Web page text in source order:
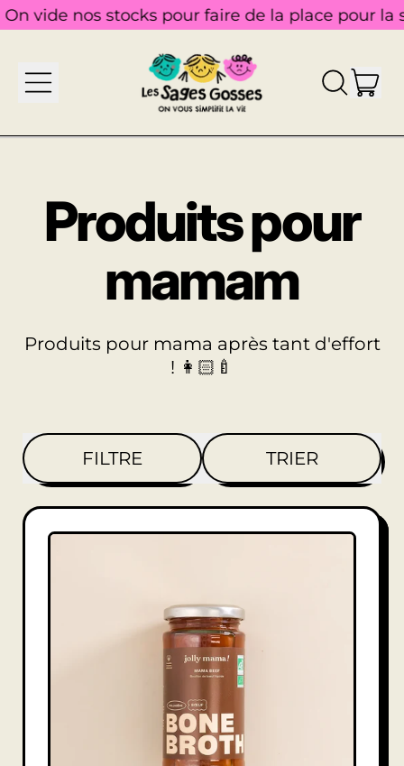
vide nos stocks pour faire de la place pour la
Menu
notre
Produits pour
mamam
Produits pour mama après tant d'effort
! 👩🏻‍🍼
FILTRE TRIER